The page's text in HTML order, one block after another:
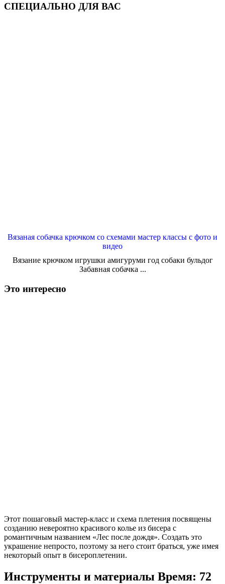
СПЕЦИАЛЬНО ДЛЯ ВАС
Вязаная собачка крючком со схемами мастер классы с фото и
видео
Вязание крючком игрушки амигуруми год собаки бульдог
Забавная собачка ...
Это интересно
Этот пошаговый мастер-класс и схема плетения посвящены
созданию невероятно красивого колье из бисера с
романтичным названием «Лес после дождя». Создать это
украшение непросто, поэтому за него стоит браться, уже имея
некоторый опыт в бисероплетении.
Инструменты и материалы Время: 72